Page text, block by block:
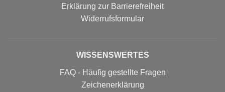
Erklärung zur Barrierefreiheit
Widerrufs­formular
WISSENSWERTES
FAQ - Häufig gestellte Fragen
Zeichenerklärung